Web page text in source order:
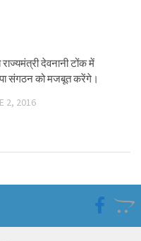
राज्यमंत्री देवनानी टोंक में
संगठन को मजबूत करेंगे।
2, 2016